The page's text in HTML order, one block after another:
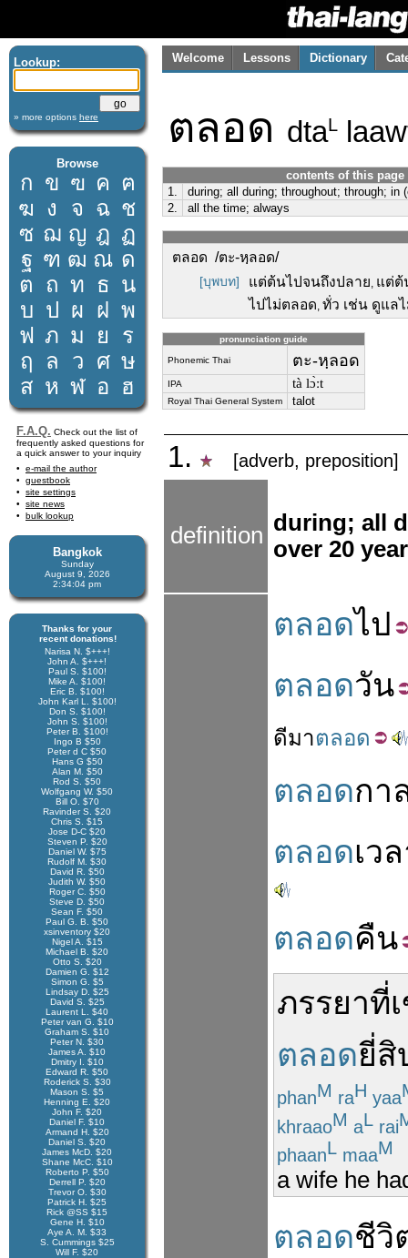
Lookup:
» more options here
Browse
ก ข ฃ ค ฅ
ฆ ง จ ฉ ช
ซ ฌ ญ ฎ ฏ
ฐ ฑ ฒ ณ ด
ต ถ ท ธ น
บ ป ผ ฝ พ
ฟ ภ ม ย
ร
ฤ
ล ว ศ ษ
ส ห ฬ อ ฮ
F.A.Q. Check out the list of
frequently asked questions for
a quick answer to your inquiry
e-mail the author
guestbook
site settings
site news
bulk lookup
Bangkok
Sunday
August 9, 2026
2:34:05 pm
Thanks for your
recent donations!
Narisa N. $+++!
John A. $+++!
Paul S. $100!
Mike A. $100!
Eric B. $100!
John Karl L. $100!
Don S. $100!
John S. $100!
Peter B. $100!
Ingo B $50
Peter d C $50
Hans G $50
Alan M. $50
Rod S. $50
Wolfgang W. $50
Bill O. $70
Ravinder S. $20
Chris S. $15
Jose D-C $20
Steven P. $20
Daniel W. $75
Rudolf M. $30
David R. $50
Judith W. $50
Roger C. $50
Steve D. $50
Sean F. $50
Paul G. B. $50
xsinventory $20
Nigel A. $15
Michael B. $20
Otto S. $20
Damien G. $12
Simon G. $5
Lindsay D. $25
David S. $25
Laurent L. $40
Peter van G. $10
Graham S. $10
Peter N. $30
James A. $10
Dmitry I. $10
Edward R. $50
Roderick S. $30
Mason S. $5
Henning E. $20
John F. $20
Daniel F. $10
Armand H. $20
Daniel S. $20
James McD. $20
Shane McC. $10
Roberto P. $50
Derrell P. $20
Trevor O. $30
Patrick H. $25
Rick @SS $15
Gene H. $10
Aye A. M. $33
S. Cummings $25
Will F. $20
Welcome Lessons Dictionary
ตลอด dtaL
contents of this page
1.
during; all during; throughout; through; in
2.
all the time; always
ตลอด /ตะ-หฺลอด/
[บุพบท] แต่ต้นไปจนถึงปลาย, แต่ต้
ไปไม่ตลอด, ทั่ว เช่น ดูแล
pronunciation guide
Phonemic Thai ตะ-หฺลอด
IPA tà lɔ̀ːt
Royal Thai General System talot
1. [adverb, preposition]
definition during; all
over 20
ตลอดไป
ตลอดวัน
ดีมาตลอด
ตลอดกา
ตลอดเว
ตลอดคืน
ภรรยาที่
ตลอดยี่สิ
phanM raH yaa
khraaoM aL rai
phaanL maaM
a wife he
ตลอดชีวิ